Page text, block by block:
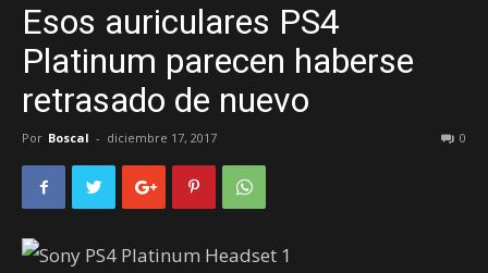
Esos auriculares PS4
Platinum parecen haberse
retrasado de nuevo
Por Boscal - diciembre 17, 2017 0